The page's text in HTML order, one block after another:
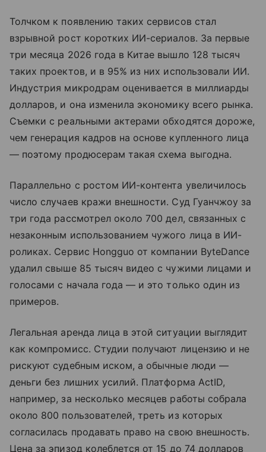
Толчком к появлению таких сервисов стал
взрывной рост коротких ИИ-сериалов. За первые
три месяца 2026 года в Китае вышло 128 тысяч
таких проектов, и в 95% из них использовали ИИ.
Индустрия микродрам оценивается в миллиарды
долларов, и она изменила экономику всего рынка.
Съемки с реальными актерами обходятся дороже,
чем генерация кадров на основе купленного лица
— поэтому продюсерам такая схема выгодна.
Параллельно с ростом ИИ-контента увеличилось
число случаев кражи внешности. Суд Гуанчжоу за
три года рассмотрел около 700 дел, связанных с
незаконным использованием чужого лица в ИИ-
роликах. Сервис Hongguo от компании ByteDance
удалил свыше 85 тысяч видео с чужими лицами и
голосами с начала года — и это только один из
примеров.
Легальная аренда лица в этой ситуации выглядит
как компромисс. Студии получают лицензию и не
рискуют судебным иском, а обычные люди —
деньги без лишних усилий. Платформа ActID,
например, за несколько месяцев работы собрала
около 800 пользователей, треть из которых
согласилась продавать право на свою внешность.
Цена за эпизод колеблется от 15 до 74 долларов